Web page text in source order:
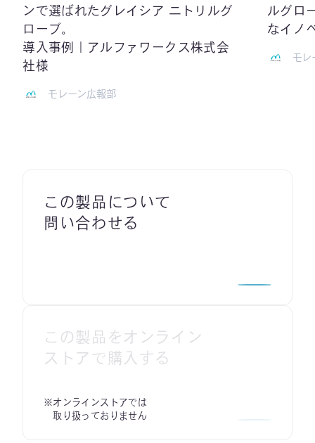
ンで選ばれたグレイシア ニトリルグ
ローブ。
導入事例｜アルファワークス株式会
社様
モレーン広報部
ルグロ
なイノ
モレ
この製品について
問い合わせる
この製品をオンライン
ストアで購入する
※オンラインストアでは
取り扱っておりません